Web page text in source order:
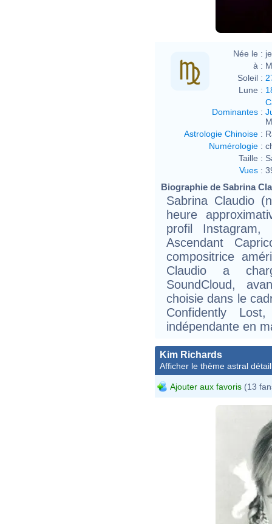
Née le :
à :
Soleil :
Lune :
Dominantes :
Astrologie Chinoise :
Numérologie :
Taille :
Vues :
Biographie de Sabrina
Sabrina Claudio
heure
profil
Ascendant
compositrice
Claudio a
SoundCloud,
choisie dans le
Confidently
indépendante en
Kim Richards
Afficher le thème astral
Ajouter aux favoris (13